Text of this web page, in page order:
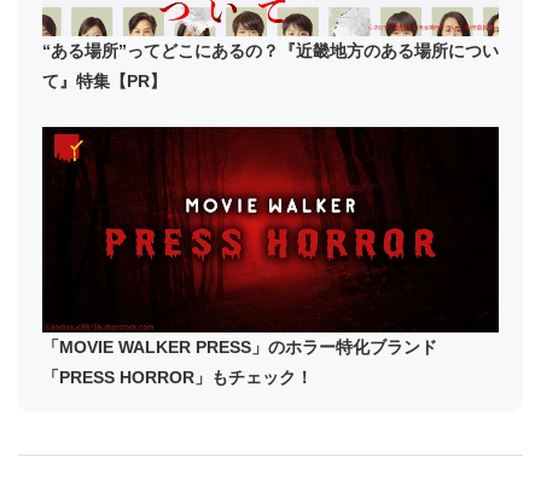
“ある場所”ってどこにあるの？『近畿地方のある場所につい
て』特集【PR】
「MOVIE WALKER PRESS」のホラー特化ブランド
「PRESS HORROR」もチェック！